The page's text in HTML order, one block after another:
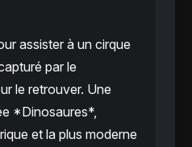
assister à un cirque
par le
le retrouver. Une
*Dinosaures*,
et la plus moderne